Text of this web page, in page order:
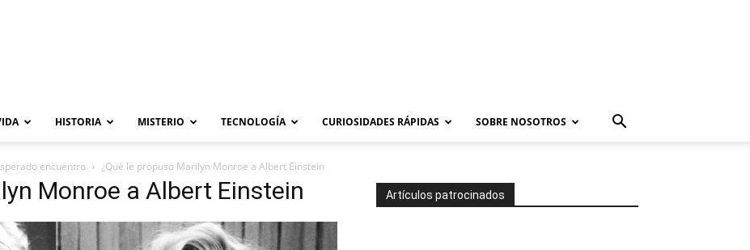
HISTORIA MISTERIO TECNOLOGÍA CURIOSIDADES RÁPIDAS SOBRE NOSOTROS
encuentro ¿Qué le propuso Marilyn Monroe a Albert Einstein
Monroe a Albert Einstein Artículos patrocinados